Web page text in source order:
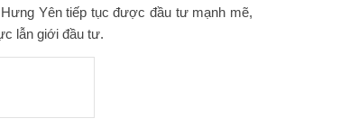
Yên tiếp tục được đầu tư mạnh mẽ,
lẫn giới đầu tư.